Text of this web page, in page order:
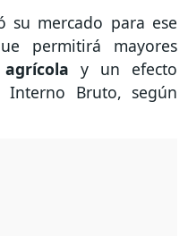
su mercado para ese
permitirá mayores
y un efecto
Bruto, según